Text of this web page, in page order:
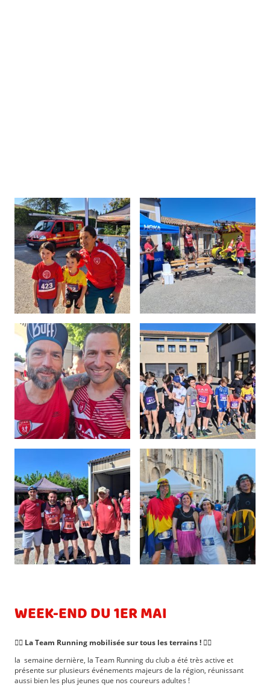
WEEK-END DU 1ER MAI
🏃‍♂️ La Team Running mobilisée sur tous les terrains ! 🏃‍♀️
la semaine dernière, la Team Running du club a été très active et
présente sur plusieurs événements majeurs de la région, réunissant
aussi bien les plus jeunes que nos coureurs adultes !